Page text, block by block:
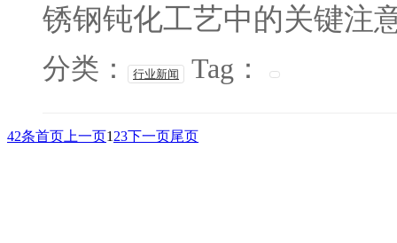
锈钢钝化工艺中的关键注
分类： 行业新闻 Tag：
42条首页 上一页1 23下一页尾页